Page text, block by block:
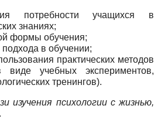
потребности учащихся в
знаниях;
формы обучения;
в обучении;
практических методов
виде учебных экспериментов,
тренингов).
изучения психологии с жизнью,
.